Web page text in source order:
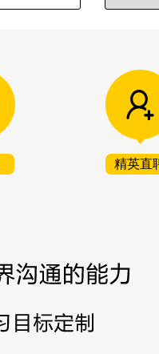
精英直